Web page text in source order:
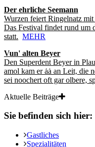
Der ehrliche Seemann
Wurzen feiert Ringelnatz
Das Festival findet rund um
statt. MEHR
Vun' alten Beyer
Den Superdent Beyer in
amol kam er ȧȧ an Leit, die
sei noochert oft gar olbere,
Aktuelle Beiträge
Sie befinden sich hier:
Gastliches
Spezialitäten